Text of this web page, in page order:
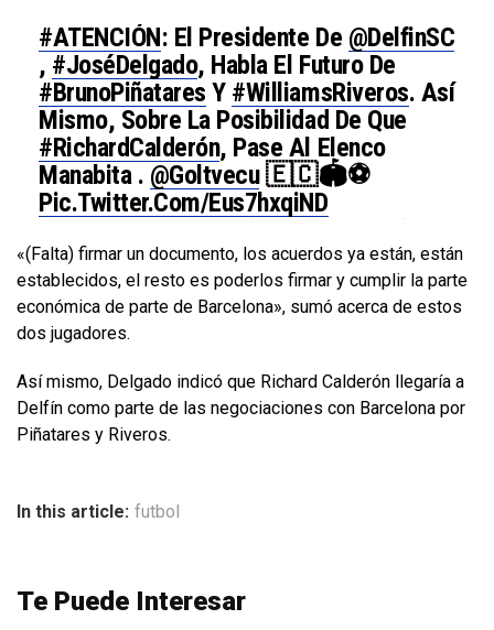
#ATENCIÓN: El Presidente De @DelfinSC
, #JoséDelgado, Habla El Futuro De
#BrunoPiñatares Y #WilliamsRiveros. Así
Mismo, Sobre La Posibilidad De Que
#RichardCalderón, Pase Al Elenco
Manabita . @goltvecu🇪🇨🏟⚽️
Pic.twitter.com/Eus7hxqiND
January 2, 2020
«(Falta) firmar un documento, los acuerdos ya están, están
establecidos, el resto es poderlos firmar y cumplir la parte
económica de parte de Barcelona», sumó acerca de estos
dos jugadores.
Así mismo, Delgado indicó que Richard Calderón llegaría a
Delfín como parte de las negociaciones con Barcelona por
Piñatares y Riveros.
In this article: futbol
Te Puede Interesar